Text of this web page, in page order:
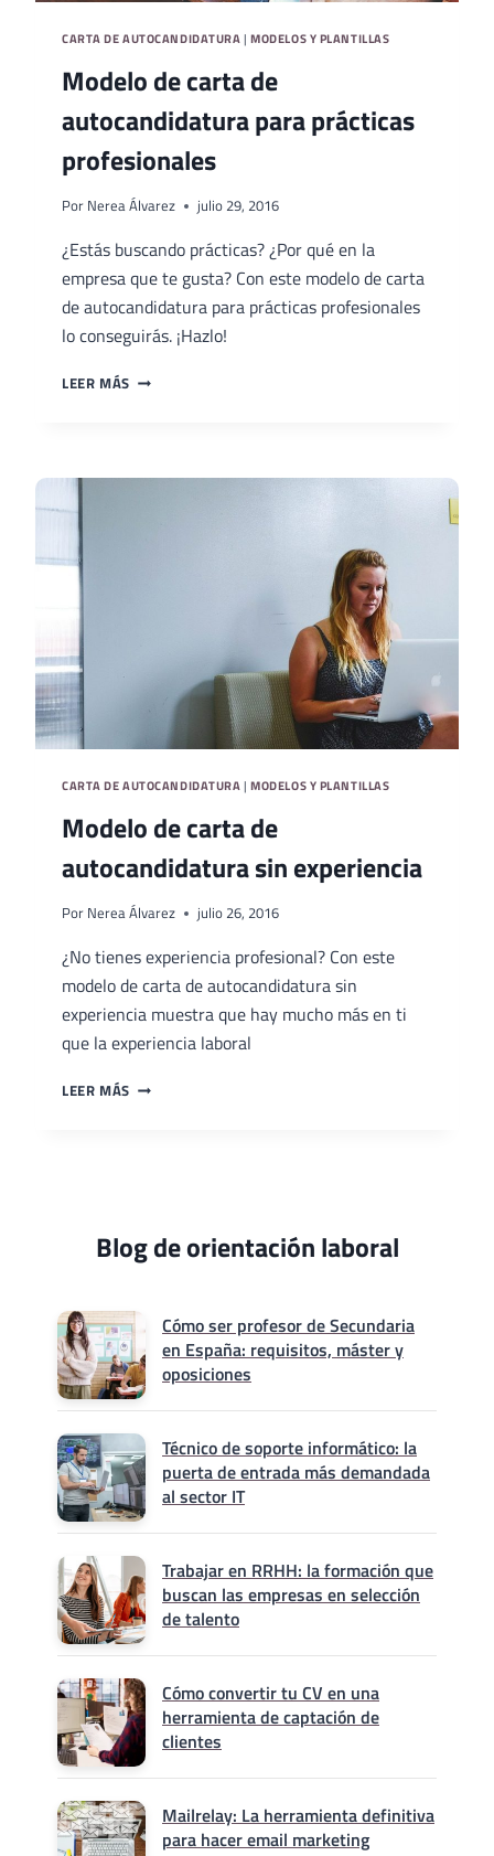
CARTA DE AUTOCANDIDATURA|MODELOS Y PLANTILLAS
Modelo de carta de
autocandidatura para prácticas
profesionales
Por Nerea Álvarez julio 29, 2016
¿Estás buscando prácticas? ¿Por qué en la
empresa que te gusta? Con este modelo de carta
de autocandidatura para prácticas profesionales
lo conseguirás. ¡Hazlo!
LEER MÁS MODELO
CARTA DE AUTOCANDIDATURA|MODELOS Y PLANTILLAS
Modelo de carta de
autocandidatura sin experiencia
Por Nerea Álvarez julio 26, 2016
¿No tienes experiencia profesional? Con este
modelo de carta de autocandidatura sin
experiencia muestra que hay mucho más en ti
que la experiencia laboral
LEER MÁS MODELO
Blog de orientación laboral
Cómo ser profesor de Secundaria
en España: requisitos, máster y
oposiciones
Técnico de soporte informático: la
puerta de entrada más demandada
al sector IT
Trabajar en RRHH: la formación que
buscan las empresas en selección
de talento
Cómo convertir tu CV en una
herramienta de captación de
clientes
Mailrelay: La herramienta definitiva
para hacer email marketing